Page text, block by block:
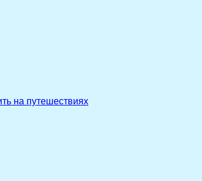
на путешествиях